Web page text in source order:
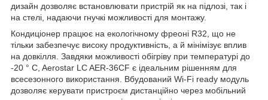
дизайн дозволяє встановлювати пристрій як на підлозі, так і
на стелі, надаючи гнучкі можливості для монтажу.
Кондиціонер працює на екологічному фреоні R32, що не
тільки забезпечує високу продуктивність, а й мінімізує вплив
на довкілля. Завдяки можливості обігріву при температурі до
-20 ° C, Aerostar LC AER-36CF є ідеальним рішенням для
всесезонного використання. Вбудований Wi-Fi ready модуль
дозволяє керувати пристроєм дистанційно через мобільний